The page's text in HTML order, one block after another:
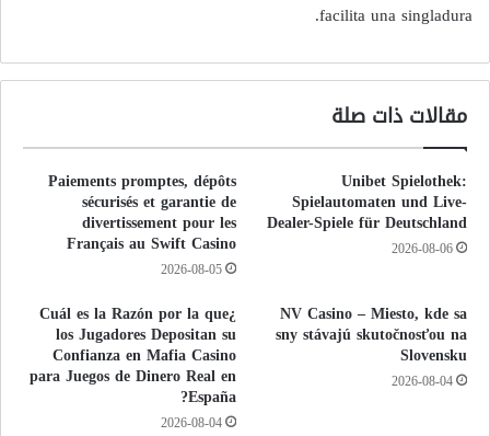
facilita una singladura.
مقالات ذات صلة
Unibet Spielothek:
Spielautomaten und Live-
Dealer-Spiele für Deutschland
2026-08-06
Paiements promptes, dépôts
sécurisés et garantie de
divertissement pour les
Français au Swift Casino
2026-08-05
NV Casino – Miesto, kde sa
sny stávajú skutočnosťou na
Slovensku
2026-08-04
¿Cuál es la Razón por la que
los Jugadores Depositan su
Confianza en Mafia Casino
para Juegos de Dinero Real en
España?
2026-08-04